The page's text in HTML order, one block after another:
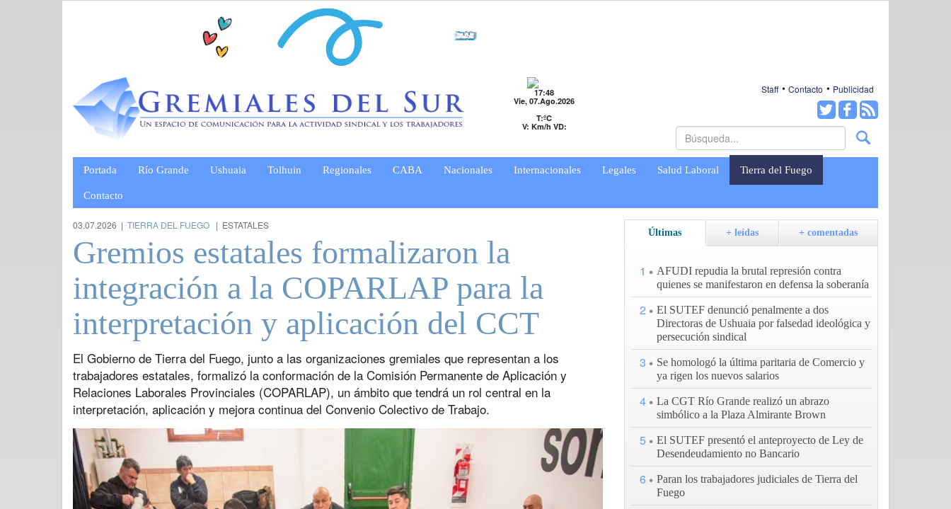
17:48
Vie, 07.Ago.2026
T:ºC
V: Km/h VD:
Staff Contacto Publicidad
Portada Río Grande Ushuaia Tolhuin Regionales CABA Nacionales Internacionales Legales Salud Laboral Tierra del Fuego
Contacto
03.07.2026 | TIERRA DEL FUEGO | ESTATALES
Gremios estatales formalizaron la
integración a la COPARLAP para la
interpretación y aplicación del CCT
El Gobierno de Tierra del Fuego, junto a las organizaciones gremiales que representan a los
trabajadores estatales, formalizó la conformación de la Comisión Permanente de Aplicación y
Relaciones Laborales Provinciales (COPARLAP), un ámbito que tendrá un rol central en la
interpretación, aplicación y mejora continua del Convenio Colectivo de Trabajo.
Previous Next
Últimas + leídas + comentadas
1
AFUDI repudia la brutal represión contra
quienes se manifestaron en defensa la soberanía
2
El SUTEF denunció penalmente a dos
Directoras de Ushuaia por falsedad ideológica y
persecución sindical
3
Se homologó la última paritaria de Comercio y
ya rigen los nuevos salarios
4
La CGT Río Grande realizó un abrazo
simbólico a la Plaza Almirante Brown
5
El SUTEF presentó el anteproyecto de Ley de
Desendeudamiento no Bancario
6
Paran los trabajadores judiciales de Tierra del
Fuego